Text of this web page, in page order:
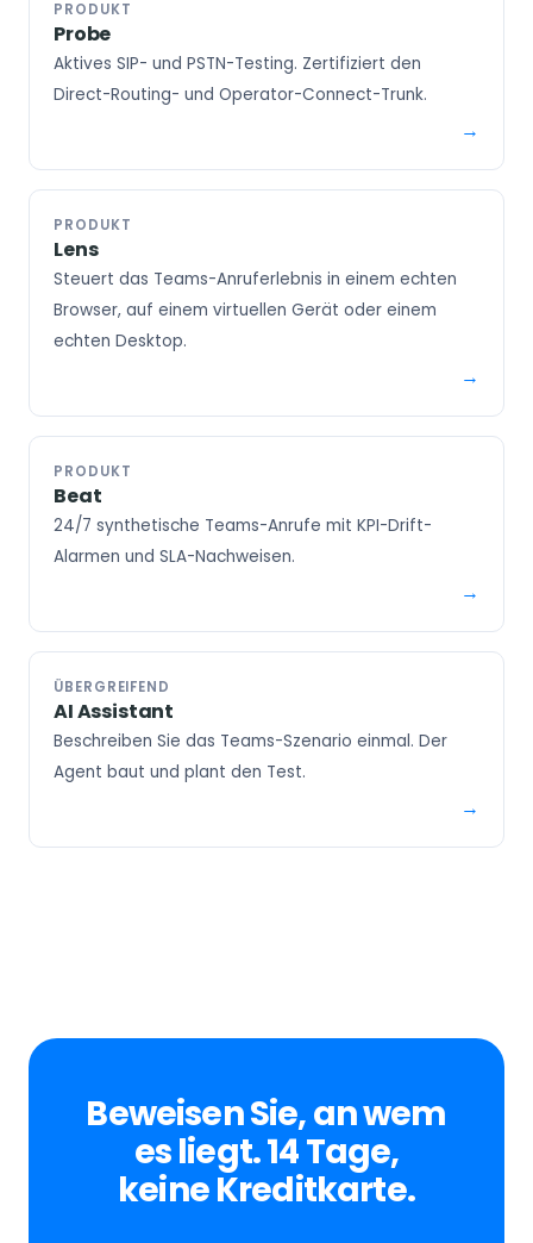
PRODUKT
Probe
Aktives SIP- und PSTN-Testing. Zertifiziert den
Direct-Routing- und Operator-Connect-Trunk.
PRODUKT
Lens
Steuert das Teams-Anruferlebnis in einem echten
Browser, auf einem virtuellen Gerät oder einem
echten Desktop.
PRODUKT
Beat
24/7 synthetische Teams-Anrufe mit KPI-Drift-
Alarmen und SLA-Nachweisen.
ÜBERGREIFEND
AI Assistant
Beschreiben Sie das Teams-Szenario einmal. Der
Agent baut und plant den Test.
Beweisen Sie, an wem
es liegt. 14 Tage,
keine Kreditkarte.